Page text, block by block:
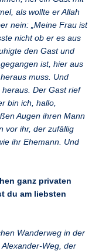
als wollte er Allah
nein: „Meine Frau ist
nicht ob er es aus
den Gast und
ist, hier aus
muss. Und
Der Gast rief
bin ich, hallo,
Augen ihren Mann
vor ihr, der zufällig
ihr Ehemann. Und
ganz privaten
du am liebsten
Wanderweg in der
Weg, der